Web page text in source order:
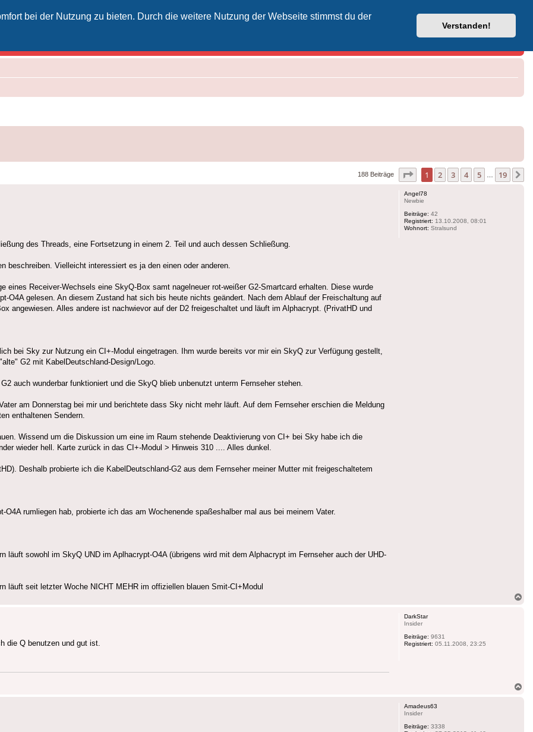
bei der Nutzung zu bieten. Durch die weitere Nutzung der Webseite stimmst du der
Verstanden!
Vodafone-Kabel-Helpdesk
188 Beiträge Seite von19
1 2 3 4 5 19
Angel78
Newbie
Beiträge: 42
Registriert: 13.10.2008, 08:01
Wohnort: Stralsund
des Threads, eine Fortsetzung in einem 2. Teil und auch dessen Schließung.
beschreiben. Vielleicht interessiert es ja den einen oder anderen.
eines Receiver-Wechsels eine SkyQ-Box samt nagelneuer rot-weißer G2-Smartcard erhalten. Diese wurde
O4A gelesen. An diesem Zustand hat sich bis heute nichts geändert. Nach dem Ablauf der Freischaltung auf
angewiesen. Alles andere ist nachwievor auf der D2 freigeschaltet und läuft im Alphacrypt. (PrivatHD und
bei Sky zur Nutzung ein CI+-Modul eingetragen. Ihm wurde bereits vor mir ein SkyQ zur Verfügung gestellt,
G2 mit KabelDeutschland-Design/Logo.
auch wunderbar funktioniert und die SkyQ blieb unbenutzt unterm Fernseher stehen.
am Donnerstag bei mir und berichtete dass Sky nicht mehr läuft. Auf dem Fernseher erschien die Meldung
enthaltenen Sendern.
Wissend um die Diskussion um eine im Raum stehende Deaktivierung von CI+ bei Sky habe ich die
wieder hell. Karte zurück in das CI+-Modul > Hinweis 310 .... Alles dunkel.
Deshalb probierte ich die KabelDeutschland-G2 aus dem Fernseher meiner Mutter mit freigeschaltetem
rumliegen hab, probierte ich das am Wochenende spaßeshalber mal aus bei meinem Vater.
läuft sowohl im SkyQ UND im Aplhacrypt-O4A (übrigens wird mit dem Alphacrypt im Fernseher auch der UHD-
läuft seit letzter Woche NICHT MEHR im offiziellen blauen Smit-CI+Modul
DarkStar
Insider
Beiträge: 9631
Registriert: 05.11.2008, 23:25
die Q benutzen und gut ist.
Amadeus63
Insider
Beiträge: 3338